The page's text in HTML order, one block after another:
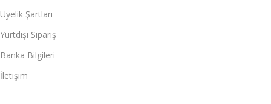
Üyelik Şartları
Yurtdışı Sipariş
Banka Bilgileri
İletişim